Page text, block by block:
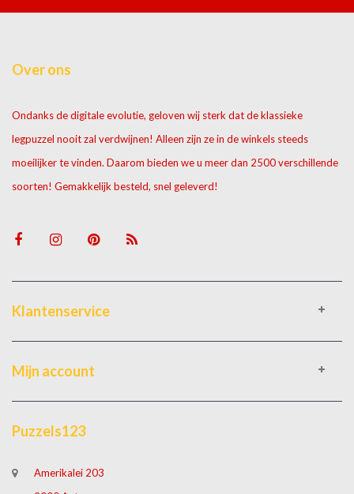
Over ons
Ondanks de digitale evolutie, geloven wij sterk dat de klassieke
legpuzzel nooit zal verdwijnen! Alleen zijn ze in de winkels steeds
moeilijker te vinden. Daarom bieden we u meer dan 2500 verschillende
soorten! Gemakkelijk besteld, snel geleverd!
Klantenservice
Mijn account
Puzzels123
Amerikalei 203